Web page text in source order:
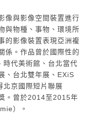
像與影像空間裝置進行
與物種、事物、環境所
的影像裝置表現亞洲複
係。作品曾於國際性的
代美術館、台北當代
、台北雙年展、EXiS
京國際短片聯展
。曾於2014至2015年
）。